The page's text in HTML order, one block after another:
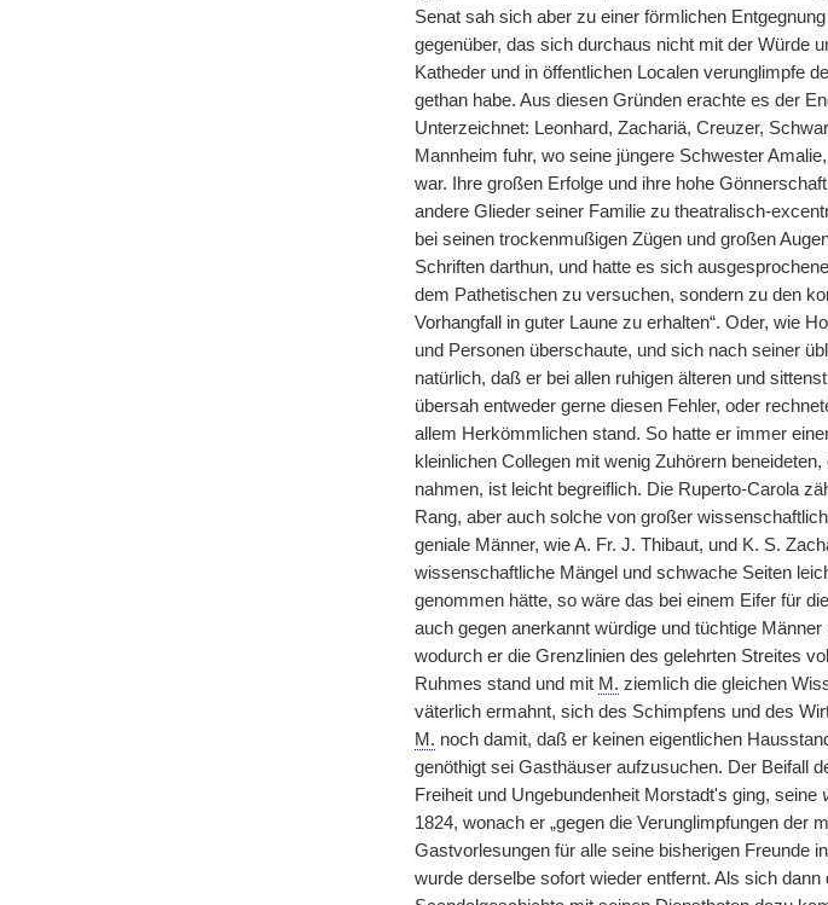
Senat sah sich aber zu einer förmlichen
gegenüber, das sich durchaus nicht mit der Würde
Katheder und in öffentlichen Localen verunglimpfe
gethan habe. Aus diesen Gründen erachte es der
Unterzeichnet: Leonhard, Zachariä, Creuzer,
Mannheim fuhr, wo seine jüngere Schwester
war. Ihre großen Erfolge und ihre hohe
andere Glieder seiner Familie zu theatralisch-
bei seinen trockenmußigen Zügen und großen
Schriften darthun, und hatte es sich
dem Pathetischen zu versuchen, sondern zu den
Vorhangfall in guter Laune zu erhalten“. Oder, wie
und Personen überschaute, und sich nach seiner
natürlich, daß er bei allen ruhigen älteren und
übersah entweder gerne diesen Fehler, oder
allem Herkömmlichen stand. So hatte er immer
kleinlichen Collegen mit wenig Zuhörern
nahmen, ist leicht begreiflich. Die Ruperto-Carola
Rang, aber auch solche von großer
geniale Männer, wie A. Fr. J. Thibaut, und K. S.
wissenschaftliche Mängel und schwache Seiten
genommen hätte, so wäre das bei einem Eifer für
auch gegen anerkannt würdige und tüchtige
wodurch er die Grenzlinien des gelehrten Streites
Ruhmes stand und mit M. ziemlich die gleichen
väterlich ermahnt, sich des Schimpfens und des
M. noch damit, daß er keinen eigentlichen
genöthigt sei Gasthäuser aufzusuchen. Der Beifall
Freiheit und Ungebundenheit Morstadt's ging, seine
1824, wonach er „gegen die Verunglimpfungen der
Gastvorlesungen für alle seine bisherigen Freunde
wurde derselbe sofort wieder entfernt. Als sich dann